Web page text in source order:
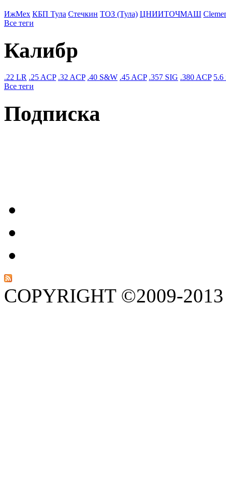
ИжМех КБП Тула Стечкин ТОЗ (Тула) ЦНИИТОЧМАШ
Все теги
Калибр
.22 LR .25 ACP .32 ACP .40 S&W .45 ACP .357 SIG .380 ACP
Все теги
Подписка
COPYRIGHT ©2009-